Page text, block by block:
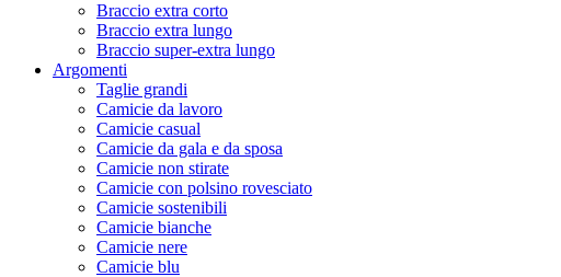
Braccio extra corto
Braccio extra lungo
Braccio super-extra lungo
Argomenti
Taglie grandi
Camicie da lavoro
Camicie casual
Camicie da gala e da sposa
Camicie non stirate
Camicie con polsino rovesciato
Camicie sostenibili
Camicie bianche
Camicie nere
Camicie blu